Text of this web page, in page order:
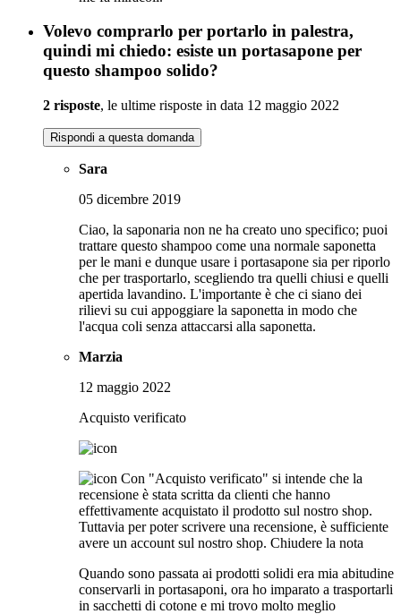
Volevo comprarlo per portarlo in palestra,
quindi mi chiedo: esiste un portasapone per
questo shampoo solido?
2 risposte, le ultime risposte in data 12 maggio 2022
Rispondi a questa domanda
Sara
05 dicembre 2019
Ciao, la saponaria non ne ha creato uno specifico; puoi
trattare questo shampoo come una normale saponetta
per le mani e dunque usare i portasapone sia per riporlo
che per trasportarlo, scegliendo tra quelli chiusi e quelli
apertida lavandino. L'importante è che ci siano dei
rilievi su cui appoggiare la saponetta in modo che
l'acqua coli senza attaccarsi alla saponetta.
Marzia
12 maggio 2022
Acquisto verificato
Con "Acquisto verificato" si intende che la
recensione è stata scritta da clienti che hanno
effettivamente acquistato il prodotto sul nostro shop.
Tuttavia per poter scrivere una recensione, è sufficiente
avere un account sul nostro shop. Chiudere la nota
Quando sono passata ai prodotti solidi era mia abitudine
conservarli in portasaponi, ora ho imparato a trasportarli
in sacchetti di cotone e mi trovo molto meglio